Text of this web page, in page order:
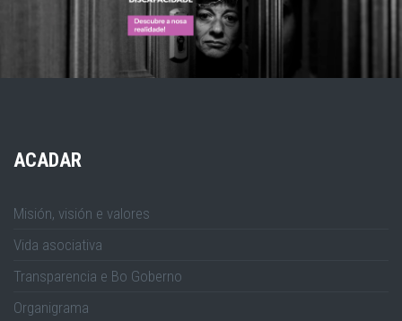
ACADAR
Misión, visión e valores
Vida asociativa
Transparencia e Bo Goberno
Organigrama